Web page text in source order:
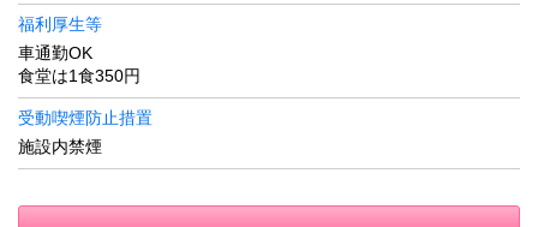
福利厚生等
車通勤OK
食堂は1食350円
受動喫煙防止措置
施設内禁煙